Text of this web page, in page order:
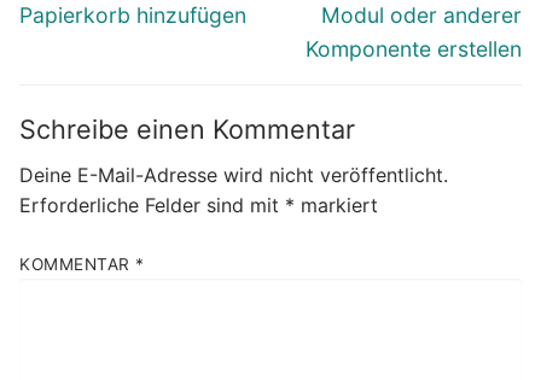
Papierkorb hinzufügen
Modul oder anderer
Komponente erstellen
Schreibe einen Kommentar
Deine E-Mail-Adresse wird nicht veröffentlicht.
Erforderliche Felder sind mit * markiert
KOMMENTAR *